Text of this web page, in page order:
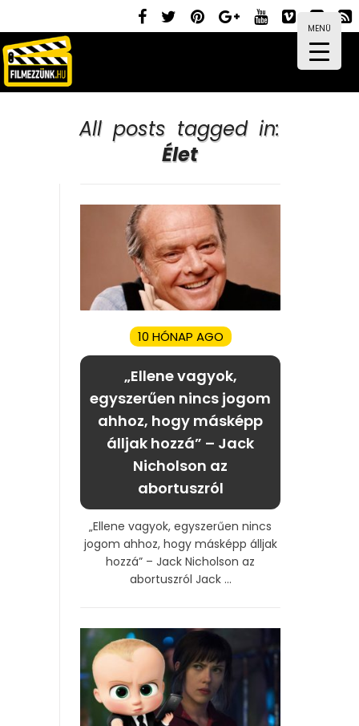
MENÜ
All posts tagged in:
Élet
10 HÓNAP AGO
„Ellene vagyok,
egyszerűen nincs jogom
ahhoz, hogy másképp
álljak hozzá” – Jack
Nicholson az
abortuszról
„Ellene vagyok, egyszerűen nincs
jogom ahhoz, hogy másképp álljak
hozzá” – Jack Nicholson az
abortuszról Jack ...